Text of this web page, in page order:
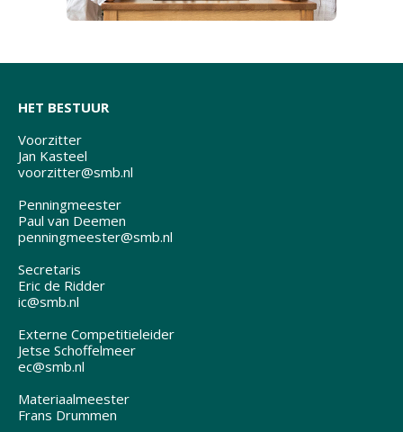
HET BESTUUR
Voorzitter
Jan Kasteel
voorzitter@smb.nl
Penningmeester
Paul van Deemen
penningmeester@smb.nl
Secretaris
Eric de Ridder
ic@smb.nl
Externe Competitieleider
Jetse Schoffelmeer
ec@smb.nl
Materiaalmeester
Frans Drummen